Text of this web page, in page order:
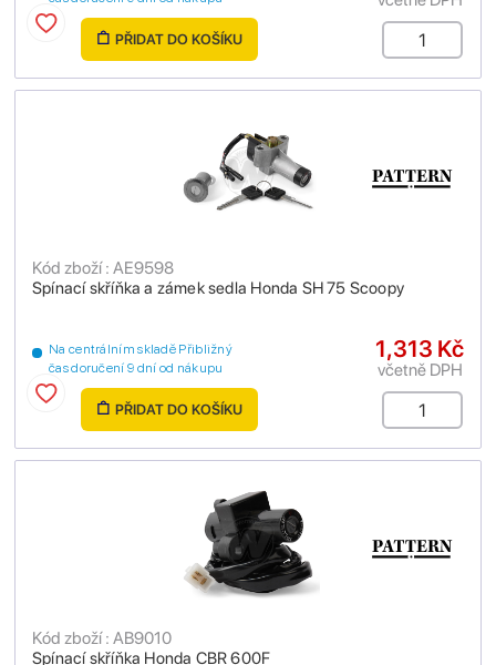
PŘIDAT DO KOŠÍKU
Spínací skříňka a zámek sedla Honda SH 75 Scoopy
Kód zboží : AE9598
Na centrálním skladě Přibližný
čas doručení 9 dní od nákupu
1,313 Kč
včetně DPH
PŘIDAT DO KOŠÍKU
Spínací skříňka Honda CBR 600F
Kód zboží : AB9010